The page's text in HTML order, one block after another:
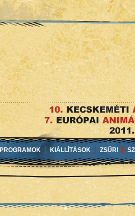
PROGRAMOK KIÁLLÍTÁSOK ZSŰRI